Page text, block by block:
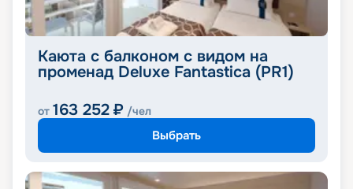
Каюта с балконом с видом на
променад Deluxe Fantastica (PR1)
от 163 252 ₽ /чел
Выбрать